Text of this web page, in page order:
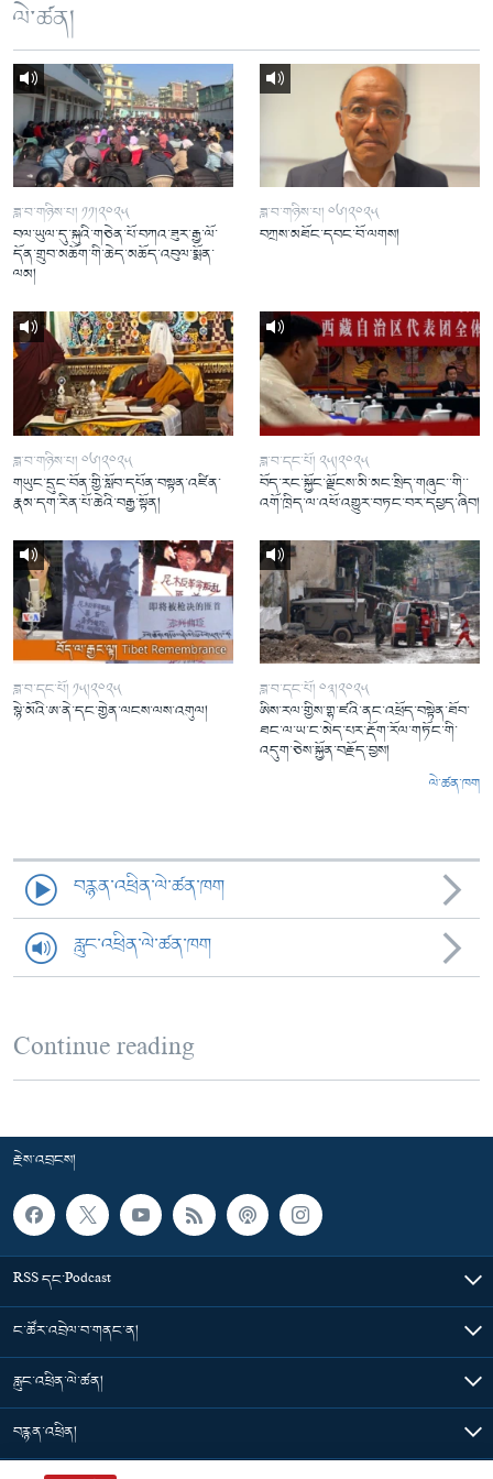
ལེ་ཚན།
ཟླ་བ་གཉིས་པ། ༡༡།༢༠༢༥
བལ་ཡུལ་དུ་སྐུའི་གཅེན་པོ་བཀའ་ཟུར་རྒྱ་ལོ་
དོན་གྲུབ་མཆོག་གི་ཆེད་མཆོད་འབུལ་སྨོན་
ལམ།
ཟླ་བ་གཉིས་པ། ༠༦།༢༠༢༥
བཀྲས་མཐོང་དབང་བོ་ལགས།
ཟླ་བ་གཉིས་པ། ༠༦།༢༠༢༥
གཡུང་དྲུང་བོན་གྱི་སློབ་དཔོན་བསྟན་འཛིན་
རྣམ་དག་རིན་པོ་ཆེའི་བརྒྱ་སྟོན།
ཟླ་བ་དང་པོ། ༢༥།༢༠༢༥
བོད་རང་སྐྱོང་ལྗོངས་མི་མང་སྲིད་གཞུང་་གི་་
འགོ་ཁྲིད་ལ་འཕོ་འགྱུར་བཏང་བར་དཔྱད་ཞིབ།
ཟླ་བ་དང་པོ། ༡༥།༢༠༢༥
སྙེ་མོའི་ཨ་ནེ་དང་གྱེན་ལངས་ལས་འགུལ།
ཟླ་བ་དང་པོ། ༠༣།༢༠༢༥
ཨིས་རལ་གྱིས་གྷ་ཛའི་ནང་འཕྲོད་བསྟེན་ཐོབ་
ཐང་ལ་ཡ་ང་མེད་པར་རྡོག་རོལ་གཏོང་གི་
འདུག་ཅེས་སྐྱོན་བརྗོད་བྱས།
ལེ་ཚན་ཁག
བརྙན་འཕྲིན་ལེ་ཚན་ཁག
རླུང་འཕྲིན་ལེ་ཚན་ཁག
Continue reading
རྗེས་འབྲངས།
RSS དང་Podcast
ང་ཚོར་འབྲེལ་བ་གནང་ན།
རླུང་འཕྲིན་ལེ་ཚན།
བརྙན་འཕྲིན།